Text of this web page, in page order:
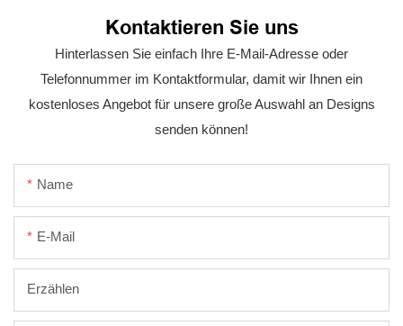
Kontaktieren Sie uns
Hinterlassen Sie einfach Ihre E-Mail-Adresse oder
Telefonnummer im Kontaktformular, damit wir Ihnen ein
kostenloses Angebot für unsere große Auswahl an Designs
senden können!
Name
E-Mail
Erzählen